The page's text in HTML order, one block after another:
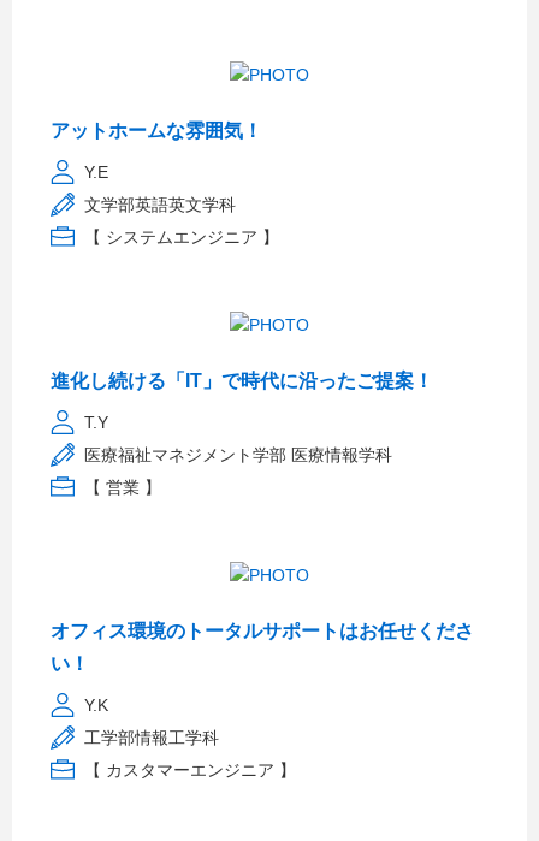
アットホームな雰囲気！
Y.E
文学部英語英文学科
【 システムエンジニア 】
進化し続ける「IT」で時代に沿ったご提案！
T.Y
医療福祉マネジメント学部 医療情報学科
【 営業 】
オフィス環境のトータルサポートはお任せくださ
い！
Y.K
工学部情報工学科
【 カスタマーエンジニア 】